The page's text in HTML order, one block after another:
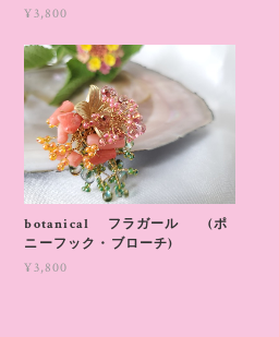
¥3,800
botanical フラガール (ポ
ニーフック・ブローチ)
¥3,800